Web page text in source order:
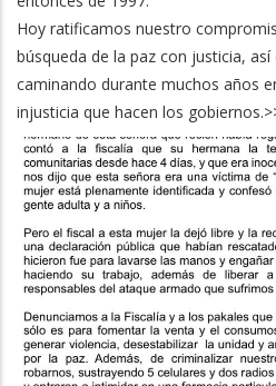
Hoy ratificamos nuestro
búsqueda de la paz con justicia,
caminando durante muchos años
injusticia que hacen los